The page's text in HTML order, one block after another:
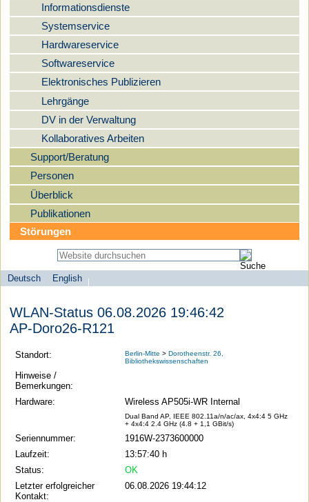
Informationsdienste
Systemservice
Hardwareservice
Softwareservice
Elektronisches Publizieren
Lehrgänge
DV in der Verwaltung
Kollaboratives Arbeiten
Support/Beratung
Personen
Überblick
Publikationen
Störungen
Sprachauswahl
Deutsch
English
search-menu
Universität
zu
Berlin
Computer-
und
WLAN-Status 06.08.2026 19:46:42
AP-Doro26-R121
Standort: Berlin-Mitte >Dorotheenstr. 26,
Bibliothekswissenschaften
Hinweise /
Bemerkungen:
Hardware:
Wireless AP505i-WR Internal
Dual Band AP, IEEE 802.11a/n/ac/ax, 4x4:4 5 GHz
+ 4x4:4 2.4 GHz (4.8 + 1,1 GBit/s)
Seriennummer:
1916W-2373600000
Laufzeit:
13:57:40 h
Status:
OK
Letzter erfolgreicher
Kontakt:
06.08.2026 19:44:12